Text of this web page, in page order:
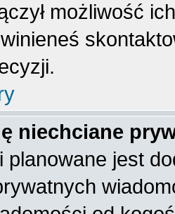
możliwość
niechciane
planowane jest